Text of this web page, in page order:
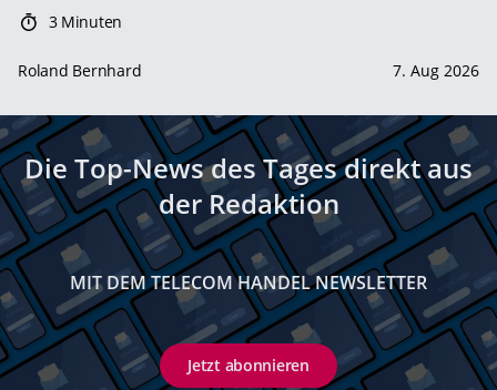
3 Minuten
Roland Bernhard 7. Aug 2026
Die Top-News des Tages direkt aus
der Redaktion
MIT DEM TELECOM HANDEL NEWSLETTER
Jetzt abonnieren